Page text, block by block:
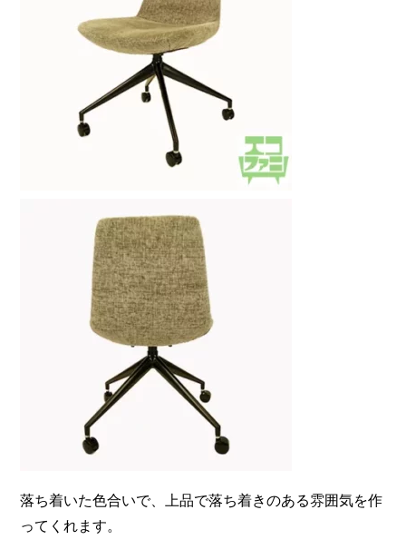
落ち着いた色合いで、上品で落ち着きのある雰囲気を作
ってくれます。